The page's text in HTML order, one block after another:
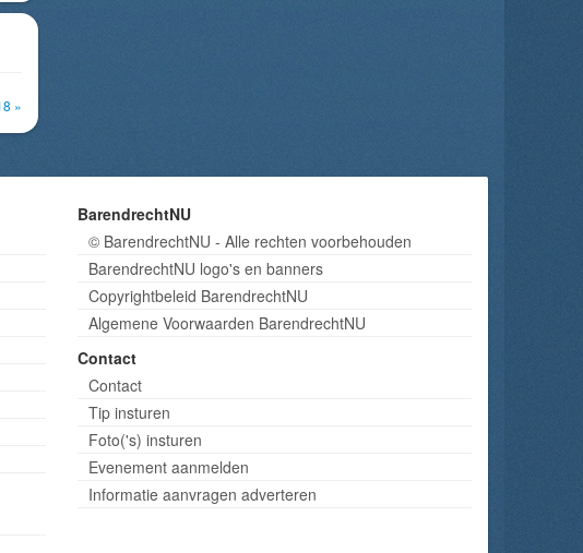
»
BarendrechtNU
© BarendrechtNU - Alle rechten voorbehouden
BarendrechtNU logo's en banners
Copyrightbeleid BarendrechtNU
Algemene Voorwaarden BarendrechtNU
Contact
Contact
Tip insturen
Foto('s) insturen
Evenement aanmelden
Informatie aanvragen adverteren